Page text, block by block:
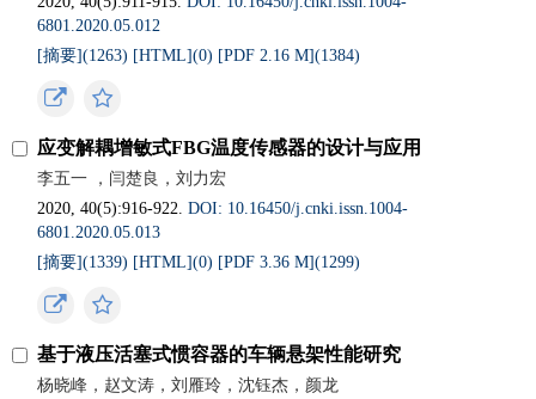
6801.2020.05.012
[摘要](1263) [HTML](0) [PDF 2.16 M](1384)
应变解耦增敏式FBG温度传感器的设计与应用
李五一 ，闫楚良，刘力宏
2020, 40(5):916-922.DOI: 10.16450/j.cnki.issn.1004-
6801.2020.05.013
[摘要](1339) [HTML](0) [PDF 3.36 M](1299)
基于液压活塞式惯容器的车辆悬架性能研究
杨晓峰，赵文涛，刘雁玲，沈钰杰，颜龙